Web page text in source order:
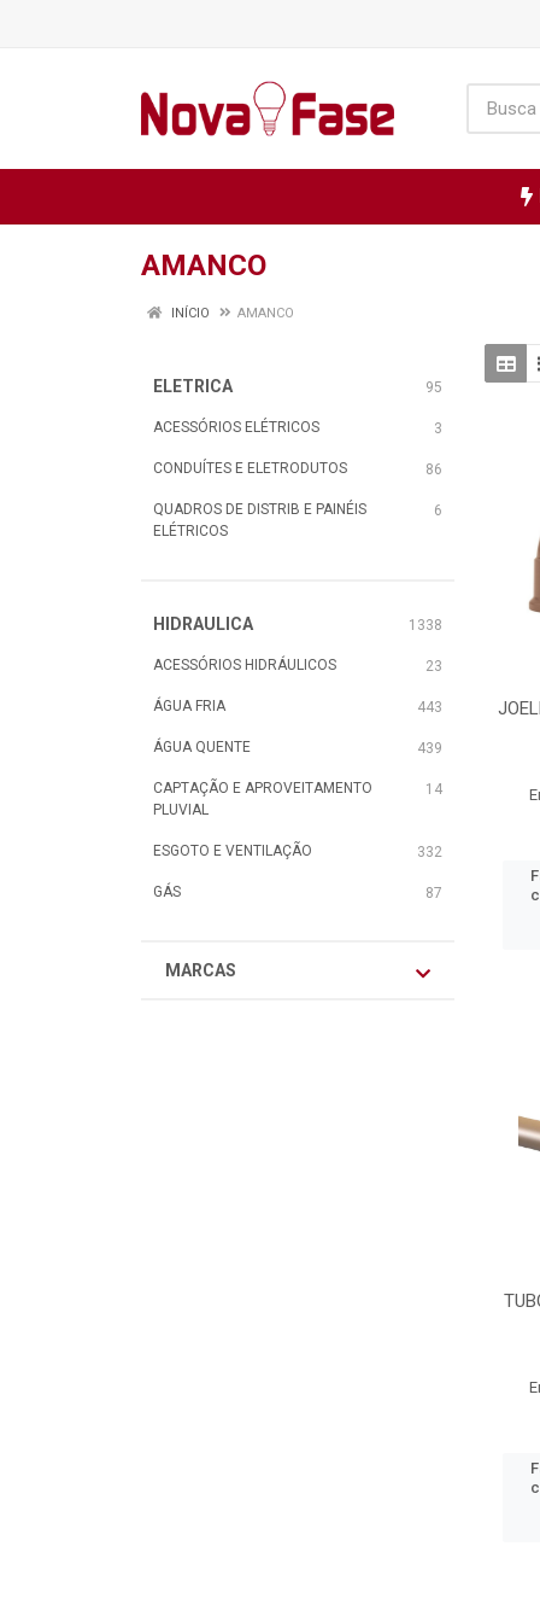
AMANCO
INÍCIO AMANCO
ELETRICA 95
ACESSÓRIOS ELÉTRICOS 3
CONDUÍTES E ELETRODUTOS 86
QUADROS DE DISTRIB E PAINÉIS
ELÉTRICOS
6
HIDRAULICA 1338
ACESSÓRIOS HIDRÁULICOS 23
ÁGUA FRIA 443
ÁGUA QUENTE 439
CAPTAÇÃO E APROVEITAMENTO
PLUVIAL
14
ESGOTO E VENTILAÇÃO 332
GÁS 87
MARCAS